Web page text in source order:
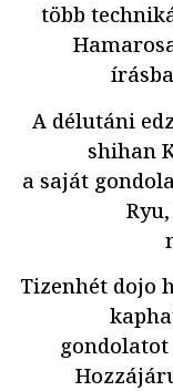
több
A délutáni
shihan
a saját
Tizenhét dojo